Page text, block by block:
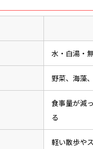
水・白湯・
野菜、海藻
食事量が減
る
軽い散歩や